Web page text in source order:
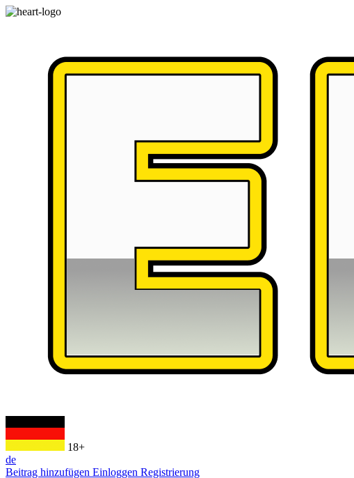
18+
de
Beitrag hinzufügen Einloggen Registrierung